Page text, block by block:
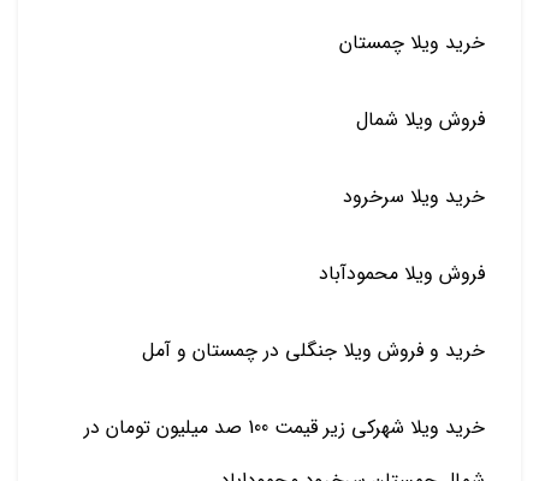
خرید ویلا چمستان
فروش ویلا شمال
خرید ویلا سرخرود
فروش ویلا محمودآباد
خرید و فروش ویلا جنگلی در چمستان و آمل
خرید ویلا شهرکی زیر قیمت 100 صد میلیون تومان در